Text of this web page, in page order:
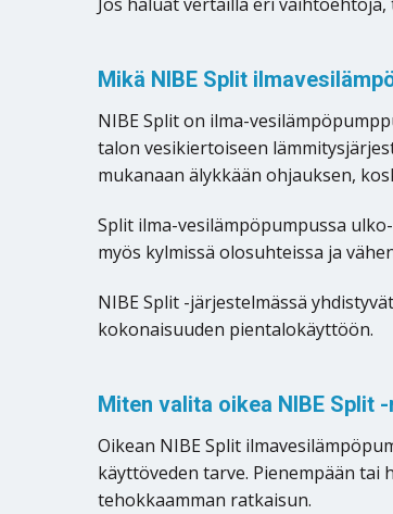
Jos haluat vertailla eri
Mikä NIBE Split
NIBE Split on ilma-
talon vesikiertoiseen
mukanaan älykkään ohjauksen,
Split ilma-vesilämpöpumpussa
myös kylmissä olosuhteissa ja
NIBE Split -järjestelmässä
kokonaisuuden pientalokäyttöön.
Miten valita oikea NIBE Split
Oikean NIBE Split
käyttöveden tarve. Pienempään
tehokkaamman ratkaisun.